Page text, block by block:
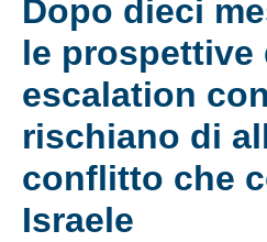
Dopo dieci
le prospettive
escalation
rischiano di
conflitto che
Israele